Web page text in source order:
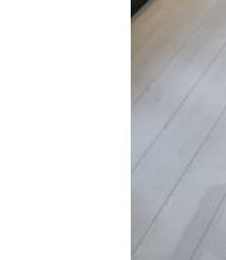
一枚板用のテーブル脚